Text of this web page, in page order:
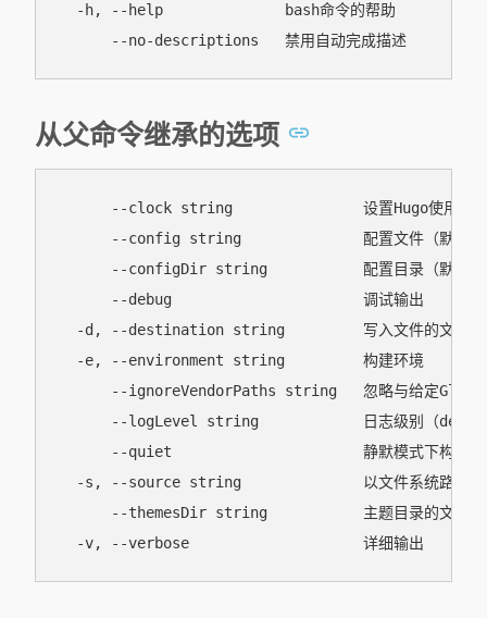
  -h, --help              bash命令的帮助
从父命令继承的选项
--clock string               设置Hugo使用的
--config string              配置文件（默认
--configDir string           配置目录（默认
      --debug                      调试输出
-d, --destination string         写入文件的文件系
  -e, --environment string         构建环境
--ignoreVendorPaths string   忽略与给定Glob模
--logLevel string            日志级别（
      --quiet                      静默模式下构建
-s, --source string              以文件系统路径读
--themesDir string           主题目录的文件系